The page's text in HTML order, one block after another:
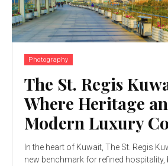
Photography
The St. Regis
Where Heritage
Modern Luxury
In the heart of Kuwait, The St. Regis
new benchmark for refined hospitality,